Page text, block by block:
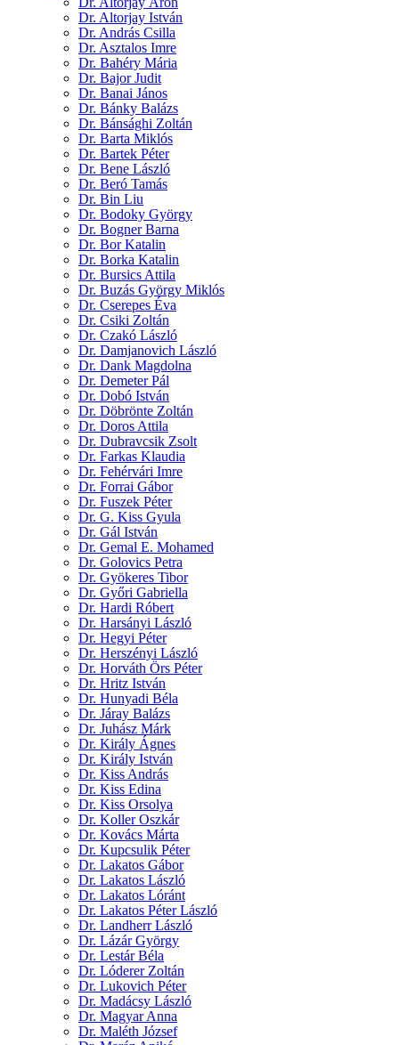
Dr. Altorjay István
Dr. András Csilla
Dr. Asztalos Imre
Dr. Bahéry Mária
Dr. Bajor Judit
Dr. Banai János
Dr. Bánky Balázs
Dr. Bánsághi Zoltán
Dr. Barta Miklós
Dr. Bartek Péter
Dr. Bene László
Dr. Beró Tamás
Dr. Bin Liu
Dr. Bodoky György
Dr. Bogner Barna
Dr. Bor Katalin
Dr. Borka Katalin
Dr. Bursics Attila
Dr. Buzás György Miklós
Dr. Cserepes Éva
Dr. Csiki Zoltán
Dr. Czakó László
Dr. Damjanovich László
Dr. Dank Magdolna
Dr. Demeter Pál
Dr. Dobó István
Dr. Döbrönte Zoltán
Dr. Doros Attila
Dr. Dubravcsik Zsolt
Dr. Farkas Klaudia
Dr. Fehérvári Imre
Dr. Forrai Gábor
Dr. Fuszek Péter
Dr. G. Kiss Gyula
Dr. Gál István
Dr. Gemal E. Mohamed
Dr. Golovics Petra
Dr. Gyökeres Tibor
Dr. Győri Gabriella
Dr. Hardi Róbert
Dr. Harsányi László
Dr. Hegyi Péter
Dr. Herszényi László
Dr. Horváth Örs Péter
Dr. Hritz István
Dr. Hunyadi Béla
Dr. Járay Balázs
Dr. Juhász Márk
Dr. Király Ágnes
Dr. Király István
Dr. Kiss András
Dr. Kiss Edina
Dr. Kiss Orsolya
Dr. Koller Oszkár
Dr. Kovács Márta
Dr. Kupcsulik Péter
Dr. Lakatos Gábor
Dr. Lakatos László
Dr. Lakatos Lóránt
Dr. Lakatos Péter László
Dr. Landherr László
Dr. Lázár György
Dr. Lestár Béla
Dr. Lóderer Zoltán
Dr. Lukovich Péter
Dr. Madácsy László
Dr. Magyar Anna
Dr. Maléth József